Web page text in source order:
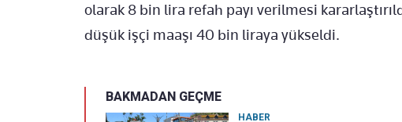
olarak 8 bin lira refah payı verilmesi
düşük işçi maaşı 40 bin liraya yükseldi.
BAKMADAN GEÇME
HABER